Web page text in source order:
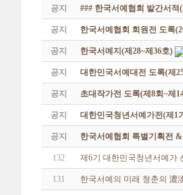
공지 ### 한국서예협회 발간서적
공지 한국서예협회 회원전 도록
공지 한국서예지(제28~제36호)
공지 대한민국서예대전 도록(제
공지 초대작가전 도록(제8회~제
공지 대한민국청년서예가전(제1
공지 한국서예협회 특별기획전
132 제6기 대한민국청년서예가
131 한국서예의 미래 청춘의 濃